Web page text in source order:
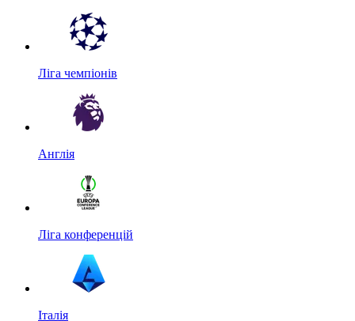
Ліга чемпіонів
Англія
Ліга конференцій
Італія